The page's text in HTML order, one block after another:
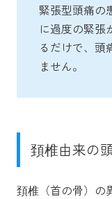
緊張型頭痛の
に過度の緊張
るだけで、頭
ません。
頚椎由来の
頚椎（首の骨）の